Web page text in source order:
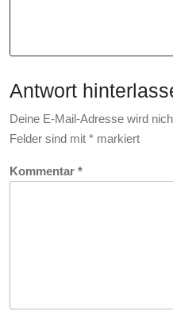
Antwort
Deine E-Mail-Adresse wird
Felder sind mit * markiert
Kommentar *